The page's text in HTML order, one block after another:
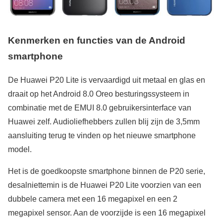
Kenmerken en functies van de Android
smartphone
De Huawei P20 Lite is vervaardigd uit metaal en glas en
draait op het Android 8.0 Oreo besturingssysteem in
combinatie met de EMUI 8.0 gebruikersinterface van
Huawei zelf. Audioliefhebbers zullen blij zijn de 3,5mm
aansluiting terug te vinden op het nieuwe smartphone
model.
Het is de goedkoopste smartphone binnen de P20 serie,
desalniettemin is de Huawei P20 Lite voorzien van een
dubbele camera met een 16 megapixel en een 2
megapixel sensor. Aan de voorzijde is een 16 megapixel